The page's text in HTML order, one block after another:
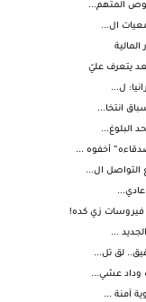
المتهم...
ال...
يتعرف عليّ
ل...
انتخا...
البلوغ...
أخفوه ...
التواصل ال...
زي كده!
...
وداد عشي...
آمنة ...